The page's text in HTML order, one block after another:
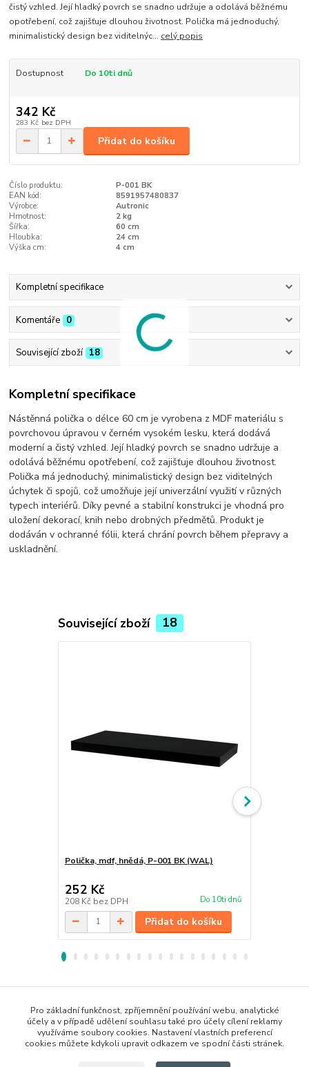
čistý vzhled. Její hladký povrch se snadno udržuje a odolává běžnému
opotřebení, což zajišťuje dlouhou životnost. Polička má jednoduchý,
minimalistický design bez viditelnýc... celý popis
Dostupnost Do 10ti dnů
342 Kč
283 Kč bez DPH
Přidat do košíku
Číslo produktu:
P-001 BK
EAN kód:
8591957480837
Výrobce:
Autronic
Hmotnost:
2 kg
Šířka:
60 cm
Hloubka:
24 cm
Výška cm:
4 cm
Kompletní specifikace
Komentáře 0
Související zboží 18
Kompletní specifikace
Nástěnná polička o délce 60 cm je vyrobena z MDF materiálu s
povrchovou úpravou v černém vysokém lesku, která dodává
moderní a čistý vzhled. Její hladký povrch se snadno udržuje a
odolává běžnému opotřebení, což zajišťuje dlouhou životnost.
Polička má jednoduchý, minimalistický design bez viditelných
úchytek či spojů, což umožňuje její univerzální využití v různých
typech interiérů. Díky pevné a stabilní konstrukci je vhodná pro
uložení dekorací, knih nebo drobných předmětů. Produkt je
dodáván v ochranné fólii, která chrání povrch během přepravy a
uskladnění.
Související zboží 18
Polička, mdf, hnědá, P-001 BK (WAL)
252 Kč
208 Kč bez DPH Do 10ti dnů
Přidat do košíku
Zboží zařazeno v kategoriích
Bytové doplňky
Pro základní funkčnost, zpříjemnění používání webu, analytické
účely a v případě udělení souhlasu také pro účely cílení reklamy
využíváme soubory cookies. Nastavení vlastních preferencí
cookies můžete kdykoli upravit odkazem ve spodní části stránek.